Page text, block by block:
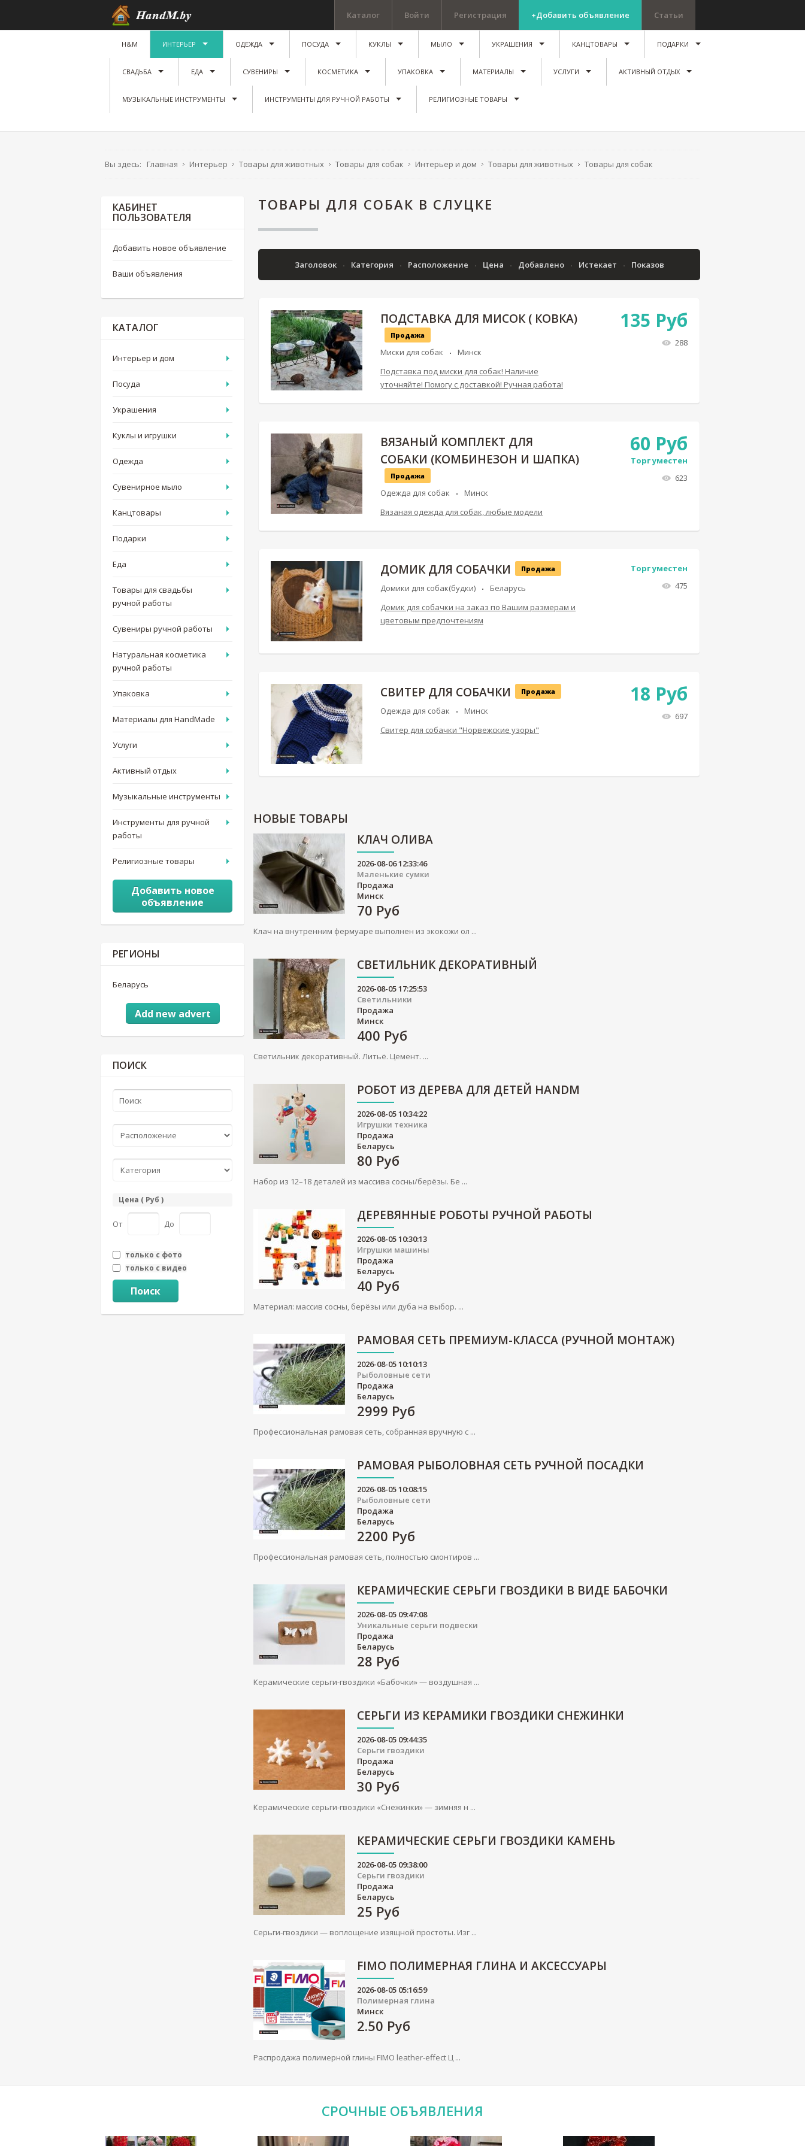
Каталог Войти Регистрация +Добавить объявление Статьи
H&M ИНТЕРЬЕР ОДЕЖДА ПОСУДА КУКЛЫ МЫЛО УКРАШЕНИЯ КАНЦТОВАРЫ ПОДАРКИ
СВАДЬБА ЕДА СУВЕНИРЫ КОСМЕТИКА УПАКОВКА МАТЕРИАЛЫ УСЛУГИ АКТИВНЫЙ ОТДЫХ
МУЗЫКАЛЬНЫЕ ИНСТРУМЕНТЫ ИНСТРУМЕНТЫ ДЛЯ РУЧНОЙ РАБОТЫ РЕЛИГИОЗНЫЕ ТОВАРЫ
Вы здесь: Главная Интерьер Товары для животных Товары для собак Интерьер и дом Товары для животных Товары для собак
ТОВАРЫ ДЛЯ СОБАК В СЛУЦКЕ
Заголовок Категория Расположение Цена Добавлено Истекает Показов
ПОДСТАВКА ДЛЯ МИСОК ( КОВКА)
Продажа
Миски для собак
Минск
Подставка под миски для собак! Наличие
уточняйте! Помогу с доставкой! Ручная работа!
135 Руб
288
ВЯЗАНЫЙ КОМПЛЕКТ ДЛЯ
СОБАКИ (КОМБИНЕЗОН И ШАПКА)
Продажа
Одежда для собак
Минск
Вязаная одежда для собак, любые модели
60 Руб
Торг уместен
623
ДОМИК ДЛЯ СОБАЧКИ Продажа
Домики для собак(будки)
Беларусь
Домик для собачки на заказ по Вашим размерам и
цветовым предпочтениям
Торг уместен
475
СВИТЕР ДЛЯ СОБАЧКИ Продажа
Одежда для собак
Минск
Свитер для собачки "Норвежские узоры"
18 Руб
697
НОВЫЕ ТОВАРЫ
КЛАЧ ОЛИВА
2026-08-06 12:33:46
Маленькие сумки
Продажа
Минск
70 Руб
Клач на внутренним фермуаре выполнен из экокожи ол ...
СВЕТИЛЬНИК ДЕКОРАТИВНЫЙ
2026-08-05 17:25:53
Светильники
Продажа
Минск
400 Руб
Светильник декоративный. Литьё. Цемент. ...
РОБОТ ИЗ ДЕРЕВА ДЛЯ ДЕТЕЙ HANDM
2026-08-05 10:34:22
Игрушки техника
Продажа
Беларусь
80 Руб
Набор из 12–18 деталей из массива сосны/берёзы. Бе ...
ДЕРЕВЯННЫЕ РОБОТЫ РУЧНОЙ РАБОТЫ
2026-08-05 10:30:13
Игрушки машины
Продажа
Беларусь
40 Руб
Материал: массив сосны, берёзы или дуба на выбор. ...
РАМОВАЯ СЕТЬ ПРЕМИУМ-КЛАССА (РУЧНОЙ МОНТАЖ)
2026-08-05 10:10:13
Рыболовные сети
Продажа
Беларусь
2999 Руб
Профессиональная рамовая сеть, собранная вручную с ...
РАМОВАЯ РЫБОЛОВНАЯ СЕТЬ РУЧНОЙ ПОСАДКИ
2026-08-05 10:08:15
Рыболовные сети
Продажа
Беларусь
2200 Руб
Профессиональная рамовая сеть, полностью смонтиров ...
КЕРАМИЧЕСКИЕ СЕРЬГИ ГВОЗДИКИ В ВИДЕ БАБОЧКИ
2026-08-05 09:47:08
Уникальные серьги подвески
Продажа
Беларусь
28 Руб
Керамические серьги-гвоздики «Бабочки» — воздушная ...
СЕРЬГИ ИЗ КЕРАМИКИ ГВОЗДИКИ СНЕЖИНКИ
2026-08-05 09:44:35
Серьги гвоздики
Продажа
Беларусь
30 Руб
Керамические серьги-гвоздики «Снежинки» — зимняя н ...
КЕРАМИЧЕСКИЕ СЕРЬГИ ГВОЗДИКИ КАМЕНЬ
2026-08-05 09:38:00
Серьги гвоздики
Продажа
Беларусь
25 Руб
Серьги-гвоздики — воплощение изящной простоты. Изг ...
FIMO ПОЛИМЕРНАЯ ГЛИНА И АКСЕССУАРЫ
2026-08-05 05:16:59
Полимерная глина
Минск
2.50 Руб
Распродажа полимерной глины FIMO leather-effect Ц ...
КАБИНЕТ
ПОЛЬЗОВАТЕЛЯ
Добавить новое объявление
Ваши объявления
КАТАЛОГ
Интерьер и дом
Посуда
Украшения
Куклы и игрушки
Одежда
Сувенирное мыло
Канцтовары
Подарки
Еда
Товары для свадьбы
ручной работы
Сувениры ручной работы
Натуральная косметика
ручной работы
Упаковка
Материалы для HandMade
Услуги
Активный отдых
Музыкальные инструменты
Инструменты для ручной
работы
Религиозные товары
Добавить новое
объявление
РЕГИОНЫ
Беларусь
Add new advert
ПОИСК
Цена ( Руб )
От До
только с фото
только с видео
Поиск
СРОЧНЫЕ ОБЪЯВЛЕНИЯ